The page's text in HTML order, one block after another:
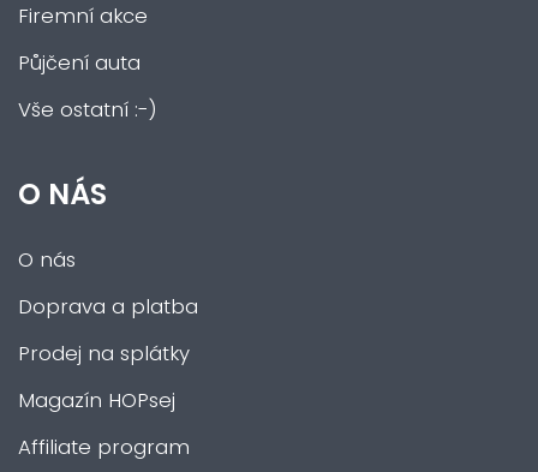
Firemní akce
Půjčení auta
Vše ostatní :-)
O NÁS
O nás
Doprava a platba
Prodej na splátky
Magazín HOPsej
Affiliate program